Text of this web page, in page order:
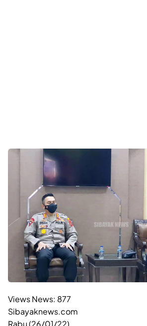
Views News: 877
Sibayaknews.com
Rabu (26/01/22)